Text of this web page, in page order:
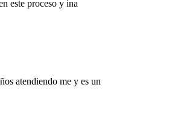
este proceso y ina
atendiendo me y es un